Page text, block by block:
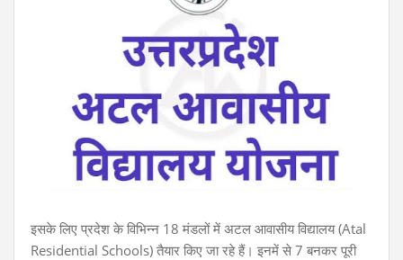
इसके लिए प्रदेश के विभिन्न 18 मंडलों में अटल आवासीय विद्यालय (Atal
Residential Schools) तैयार किए जा रहे हैं। इनमें से 7 बनकर पूरी